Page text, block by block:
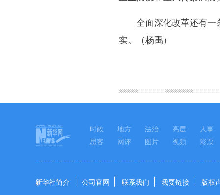
全面深化改革还有一
实。（杨禹）
时政 地方 法治 高层
人事
思客
网评 图片 视频 彩票
新华社简介 公司官网 联系我们 我要链接 版权